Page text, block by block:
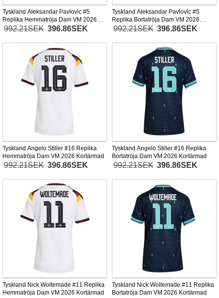
Tyskland Aleksandar Pavlovic #5
Replika Hemmatröja Dam VM 2026
Kortärmad
992.21SEK 396.86SEK
Tyskland Aleksandar Pavlovic #5
Replika Bortatröja Dam VM 2026
Kortärmad
992.21SEK 396.86SEK
Tyskland Angelo Stiller #16 Replika
Hemmatröja Dam VM 2026 Kortärmad
992.21SEK 396.86SEK
Tyskland Angelo Stiller #16 Replika
Bortatröja Dam VM 2026 Kortärmad
992.21SEK 396.86SEK
Tyskland Nick Woltemade #11 Replika
Hemmatröja Dam VM 2026 Kortärmad
Tyskland Nick Woltemade #11 Replika
Bortatröja Dam VM 2026 Kortärmad